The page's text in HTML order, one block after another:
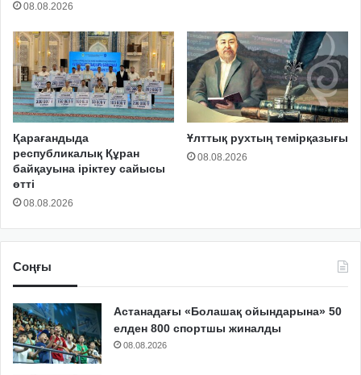
08.08.2026
Қарағандыда
республикалық Құран
байқауына іріктеу сайысы
өтті
08.08.2026
Ұлттық рухтың темірқазығы
08.08.2026
Соңғы
Астанадағы «Болашақ ойындарына» 50
елден 800 спортшы жиналды
08.08.2026